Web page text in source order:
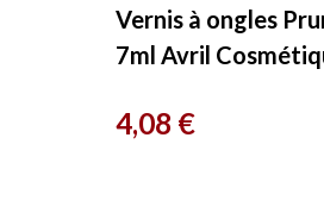
Vernis à ongles
7ml Avril
Prix
4,08 €